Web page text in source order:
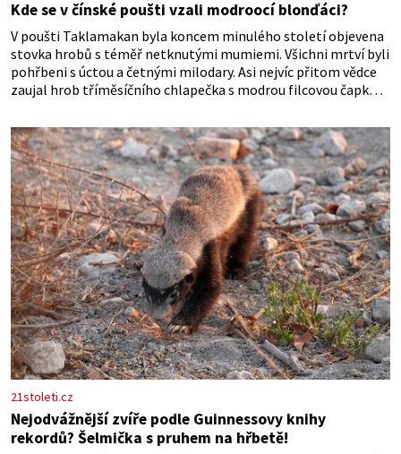
Kde se v čínské poušti vzali modroocí blonďáci?
V poušti Taklamakan byla koncem minulého století objevena
stovka hrobů s téměř netknutými mumiemi. Všichni mrtví byli
pohřbeni s úctou a četnými milodary. Asi nejvíc přitom vědce
zaujal hrob tříměsíčního chlapečka s modrou filcovou čapkou,
nesmírně dobře zachovalá, přičítají odborníci zdejším
klimatickým podmínkám. Sucho, prosolené písky a extrémně
21stoleti.cz
Nejodvážnější zvíře podle Guinnessovy knihy
rekordů? Šelmička s pruhem na hřbetě!